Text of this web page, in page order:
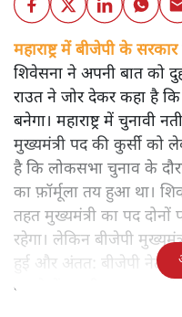
महाराष्ट्र में बीजेपी के सरकार
शिवेसना ने अपनी बात को
राउत ने जोर देकर कहा है कि
बनेगा। महाराष्ट्र में
मुख्यमंत्री पद की कुर्सी को
है कि लोकसभा चुनाव के
का फ़ॉर्मूला तय हुआ था।
तहत मुख्यमंत्री का पद दोनों
रहेगा। लेकिन बीजेपी
हुई और अंतत: बीजेपी
बनाने में अपनी अक्षमता